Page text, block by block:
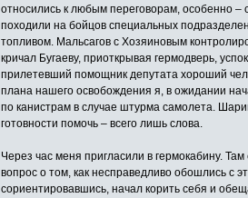
относились к любым переговорам, особенно –
походили на бойцов специальных
топливом. Мальсагов с Хозяиновым
кричал Бугаеву, приоткрывая гермодверь,
прилетевший помощник депутата хороший
плана нашего освобождения я, в ожидании
по канистрам в случае штурма самолета.
готовности помочь – всего лишь слова.
Через час меня пригласили в гермокабину.
вопрос о том, как несправедливо обошлись с
сориентировавшись, начал корить себя и